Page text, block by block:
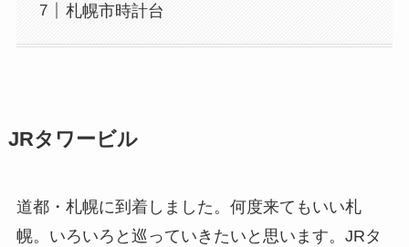
札幌市時計台
JRタワービル
道都・札幌に到着しました。何度来てもいい札
幌。いろいろと巡っていきたいと思います。JRタ